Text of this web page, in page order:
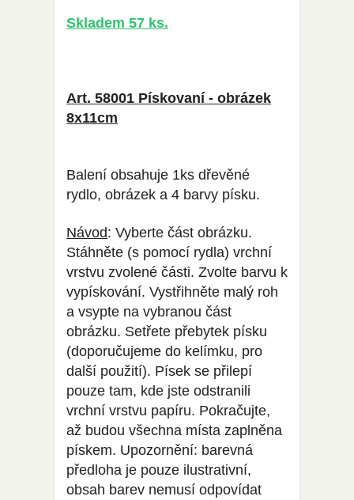
Skladem 57 ks.
Art. 58001 Pískovaní - obrázek
8x11cm
Balení obsahuje 1ks dřevěné
rydlo, obrázek a 4 barvy písku.
Návod: Vyberte část obrázku.
Stáhněte (s pomocí rydla) vrchní
vrstvu zvolené části. Zvolte barvu k
vypískování. Vystřihněte malý roh
a vsypte na vybranou část
obrázku. Setřete přebytek písku
(doporučujeme do kelímku, pro
další použití). Písek se přilepí
pouze tam, kde jste odstranili
vrchní vrstvu papíru. Pokračujte,
až budou všechna místa zaplněna
pískem. Upozornění: barevná
předloha je pouze ilustrativní,
obsah barev nemusí odpovídat